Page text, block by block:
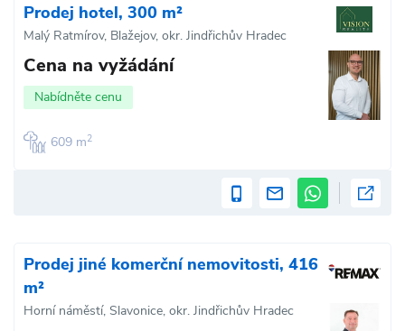
Prodej hotel, 300 m²
Malý Ratmírov, Blažejov, okr. Jindřichův Hradec
Cena na vyžádání
Nabídněte cenu
609 m2
Prodej jiné komerční nemovitosti, 416
m²
Horní náměstí, Slavonice, okr. Jindřichův Hradec